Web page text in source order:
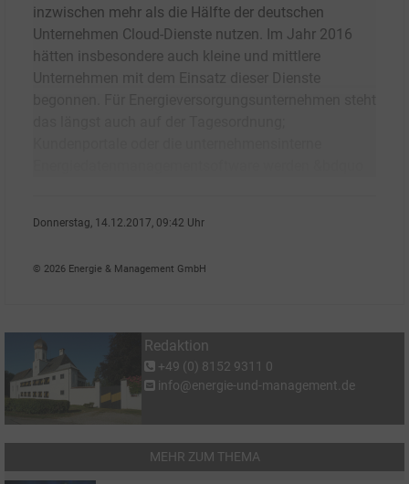
inzwischen mehr als die Hälfte der deutschen
Unternehmen Cloud-Dienste nutzen. Im Jahr 2016
hätten insbesondere auch kleine und mittlere
Unternehmen mit dem Einsatz dieser Dienste
Donnerstag, 14.12.2017, 09:42 Uhr
© 2026 Energie & Management GmbH
Redaktion
+49 (0) 8152 9311 0
info@energie-und-management.de
MEHR ZUM THEMA